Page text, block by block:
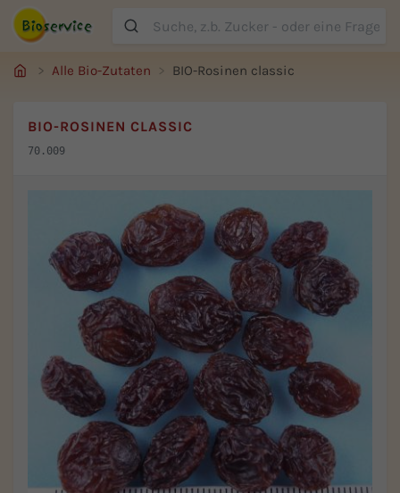
Suche
Alle Bio-Zutaten BIO-Rosinen classic
BIO-ROSINEN CLASSIC
70.009